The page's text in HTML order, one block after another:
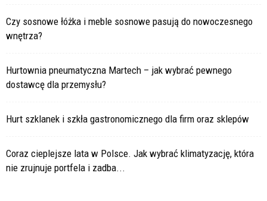
Czy sosnowe łóżka i meble sosnowe pasują do nowoczesnego
wnętrza?
Hurtownia pneumatyczna Martech – jak wybrać pewnego
dostawcę dla przemysłu?
Hurt szklanek i szkła gastronomicznego dla firm oraz sklepów
Coraz cieplejsze lata w Polsce. Jak wybrać klimatyzację, która
nie zrujnuje portfela i zadba...